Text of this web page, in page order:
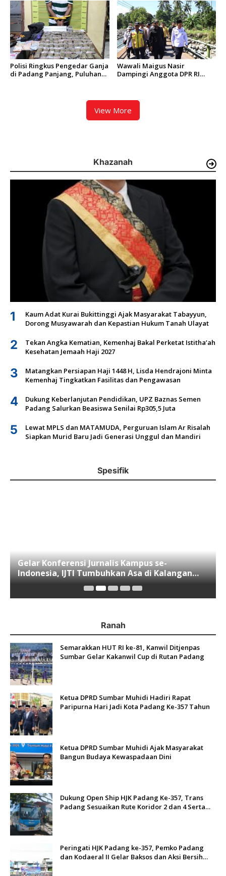
Polisi Ringkus Pengedar Ganja
di Padang Panjang, Puluhan
Wawali Maigus Nasir
Dampingi Anggota DPR RI
Kalawi dan Infrastruktur
Pascabanjir di Pauh
View More
Khazanah
1
Kaum Adat Kurai Bukittinggi Ajak Masyarakat Tabayyun,
Dorong Musyawarah dan Kepastian Hukum Tanah Ulayat
2
Tekan Angka Kematian, Kemenhaj Bakal Perketat Istitha’ah
Kesehatan Jemaah Haji 2027
3
Matangkan Persiapan Haji 1448 H, Lisda Hendrajoni Minta
Kemenhaj Tingkatkan Fasilitas dan Pengawasan
4
Dukung Keberlanjutan Pendidikan, UPZ Baznas Semen
Padang Salurkan Beasiswa Senilai Rp305,5 Juta
5
Lewat MPLS dan MATAMUDA, Perguruan Islam Ar Risalah
Siapkan Murid Baru Jadi Generasi Unggul dan Mandiri
Spesifik
Gelar Konferensi Jurnalis Kampus se-
Indonesia, IJTI Tumbuhkan Asa di Kalangan
Jurnalis Muda di Era Disruspi Digital
Ranah
Semarakkan HUT RI ke-81, Kanwil Ditjenpas
Sumbar Gelar Kakanwil Cup di Rutan Padang
Ketua DPRD Sumbar Muhidi Hadiri Rapat
Paripurna Hari Jadi Kota Padang Ke-357 Tahun
Ketua DPRD Sumbar Muhidi Ajak Masyarakat
Bangun Budaya Kewaspadaan Dini
Dukung Open Ship HJK Padang Ke-357, Trans
Padang Sesuaikan Rute Koridor 2 dan 4 Serta
Peringati HJK Padang ke-357, Pemko Padang
dan Kodaeral II Gelar Baksos dan Aksi Bersih